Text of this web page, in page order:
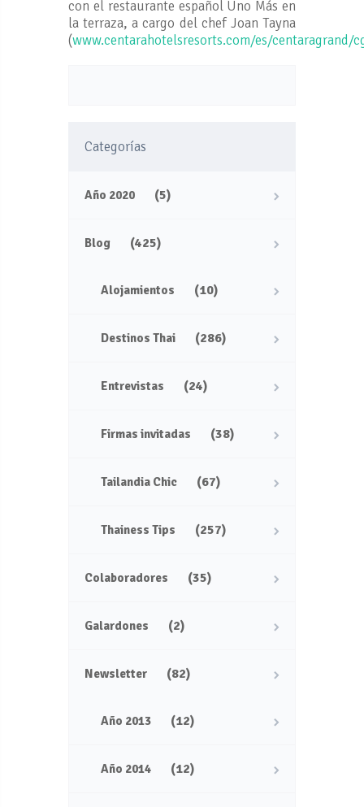
con el restaurante español Uno Más en
la terraza, a cargo del chef Joan Tayna
(www.centarahotelsresorts.com/es/centaragrand/
Categorías
Año 2020 (5)
Blog (425)
Alojamientos (10)
Destinos Thai (286)
Entrevistas (24)
Firmas invitadas (38)
Tailandia Chic (67)
Thainess Tips (257)
Colaboradores (35)
Galardones (2)
Newsletter (82)
Año 2013 (12)
Año 2014 (12)